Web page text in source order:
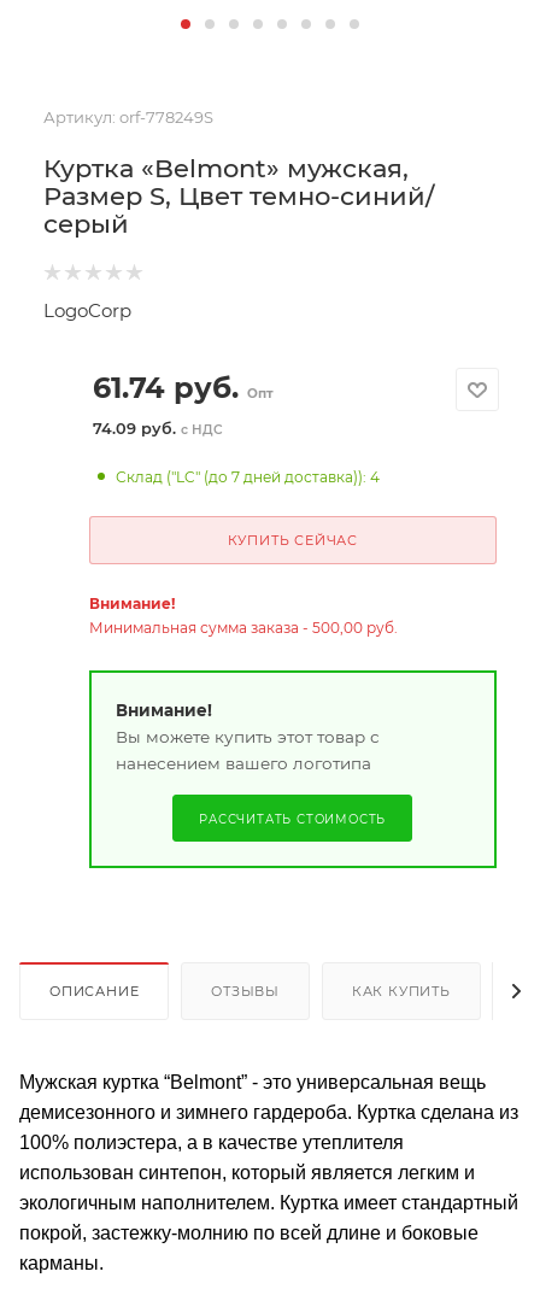
Артикул: orf-778249S
Куртка «Belmont» мужская,
Размер S, Цвет темно-синий/
серый
LogoCorp
61.74руб. Опт
74.09 руб. с НДС
Склад ("LC" (до 7 дней доставка)): 4
КУПИТЬ СЕЙЧАС
Внимание!
Минимальная сумма заказа - 500,00 руб.
Внимание!
Вы можете купить этот товар с
нанесением вашего логотипа
РАССЧИТАТЬ СТОИМОСТЬ
ОПИСАНИЕ ОТЗЫВЫ КАК КУПИТЬ
Мужская куртка “Belmont” - это универсальная вещь
демисезонного и зимнего гардероба. Куртка сделана из
100% полиэстера, а в качестве утеплителя
использован синтепон, который является легким и
экологичным наполнителем. Куртка имеет стандартный
покрой, застежку-молнию по всей длине и боковые
карманы.